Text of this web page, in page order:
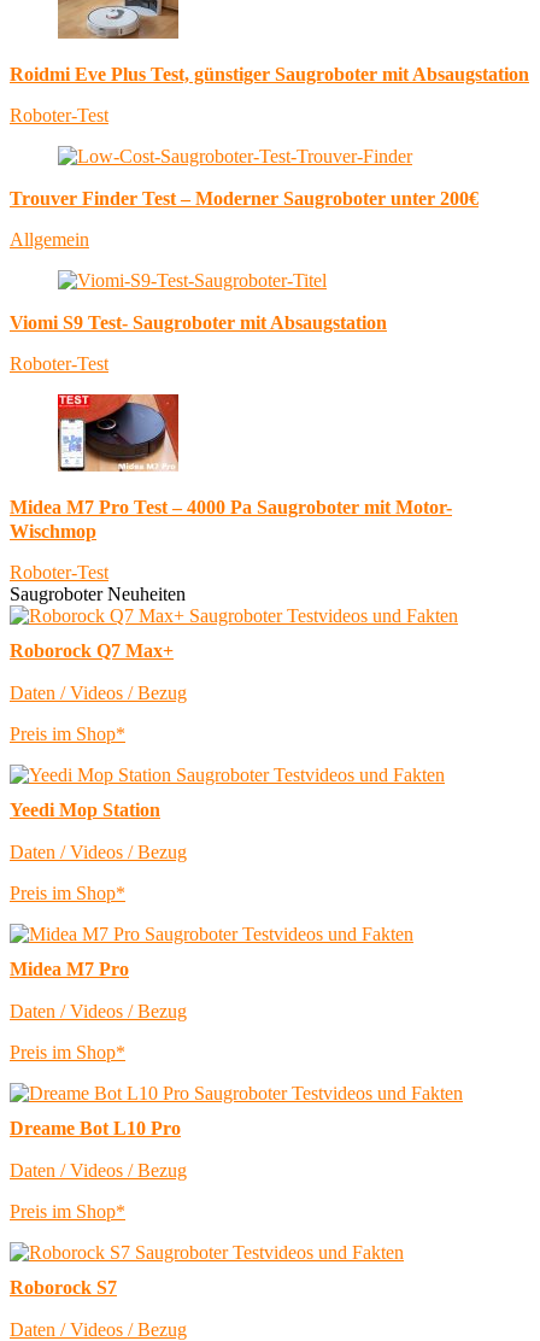
Roidmi Eve Plus Test, günstiger Saugroboter mit Absaugstation
Roboter-Test
Trouver Finder Test – Moderner Saugroboter unter 200€
Allgemein
Viomi S9 Test- Saugroboter mit Absaugstation
Roboter-Test
Midea M7 Pro Test – 4000 Pa Saugroboter mit Motor-
Wischmop
Roboter-Test
Saugroboter Neuheiten
Roborock Q7 Max+
Daten / Videos / Bezug
Preis im Shop*
Yeedi Mop Station
Daten / Videos / Bezug
Preis im Shop*
Midea M7 Pro
Daten / Videos / Bezug
Preis im Shop*
Dreame Bot L10 Pro
Daten / Videos / Bezug
Preis im Shop*
Roborock S7
Daten / Videos / Bezug